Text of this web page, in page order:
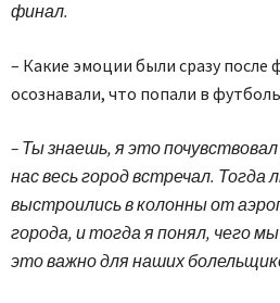
финал.
– Какие эмоции были сразу после
осознавали, что попали в
– Ты знаешь, я это
нас весь город встречал. Тогда
выстроились в колонны от
города, и тогда я понял, чего
это важно для наших